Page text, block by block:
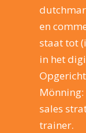
en
staat tot
in het
sales
trainer.